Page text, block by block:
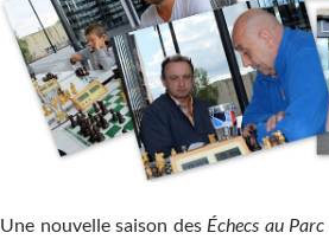
Une nouvelle saison des Échecs au Parc